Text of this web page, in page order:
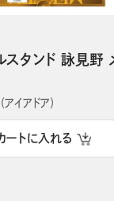
スタンド 詠見野
アイアドア）
ートに入れる